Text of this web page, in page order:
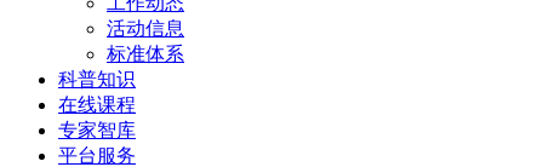
活动信息
标准体系
科普知识
在线课程
专家智库
平台服务